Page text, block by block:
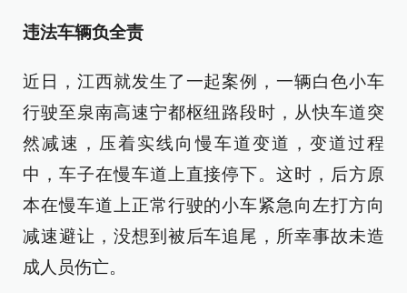
违法车辆负全责
近日，江西就发生了一起案例，一辆白色小车
行驶至泉南高速宁都枢纽路段时，从快车道突
然减速，压着实线向慢车道变道，变道过程
中，车子在慢车道上直接停下。这时，后方原
本在慢车道上正常行驶的小车紧急向左打方向
减速避让，没想到被后车追尾，所幸事故未造
成人员伤亡。